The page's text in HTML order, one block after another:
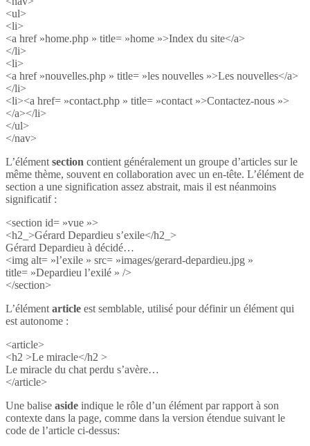
<ul>
<li>
<a href »home.php » title= »home »>Index du site</a>
</li>
<li>
<a href »nouvelles.php » title= »les nouvelles »>Les nouvelles</a>
</li>
<li><a href= »contact.php » title= »contact »>Contactez-nous »>
</a></li>
</ul>
</nav>
L’élément section contient généralement un groupe d’articles sur le
même thème, souvent en collaboration avec un en-tête. L’élément de
section a une signification assez abstrait, mais il est néanmoins
significatif :
<section id= »vue »>
<h2_>Gérard Depardieu s’exile</h2_>
Gérard Depardieu à décidé…
<img alt= »l’exile » src= »images/gerard-depardieu.jpg »
title= »Depardieu l’exilé » />
</section>
L’élément article est semblable, utilisé pour définir un élément qui
est autonome :
<article>
<h2 >Le miracle</h2 >
Le miracle du chat perdu s’avère…
</article>
Une balise aside indique le rôle d’un élément par rapport à son
contexte dans la page, comme dans la version étendue suivant le
code de l’article ci-dessus: